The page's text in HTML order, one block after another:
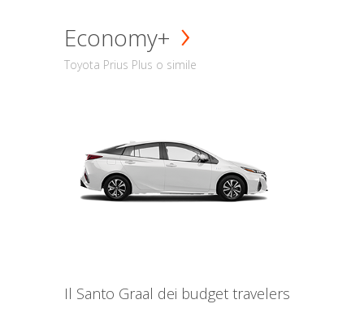
Economy+
Toyota Prius Plus o simile
Il Santo Graal dei budget travelers